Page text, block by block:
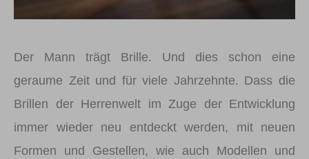
Der Mann trägt Brille. Und dies schon eine
geraume Zeit und für viele Jahrzehnte. Dass die
Brillen der Herrenwelt im Zuge der Entwicklung
immer wieder neu entdeckt werden, mit neuen
Formen und Gestellen, wie auch Modellen und